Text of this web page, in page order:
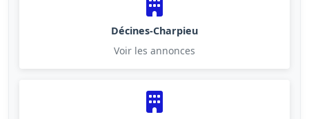
Décines-Charpieu
Voir les annonces